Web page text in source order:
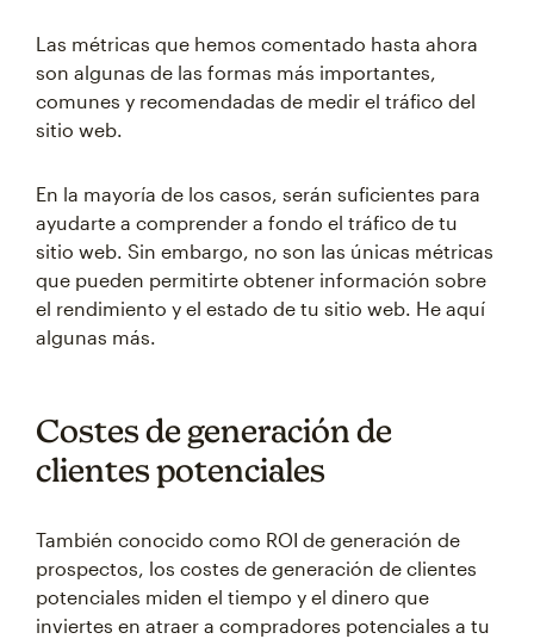
Las métricas que hemos comentado hasta ahora
son algunas de las formas más importantes,
comunes y recomendadas de medir el tráfico del
sitio web.
En la mayoría de los casos, serán suficientes para
ayudarte a comprender a fondo el tráfico de tu
sitio web. Sin embargo, no son las únicas métricas
que pueden permitirte obtener información sobre
el rendimiento y el estado de tu sitio web. He aquí
algunas más.
Costes de generación de
clientes potenciales
También conocido como ROI de generación de
prospectos, los costes de generación de clientes
potenciales miden el tiempo y el dinero que
inviertes en atraer a compradores potenciales a tu